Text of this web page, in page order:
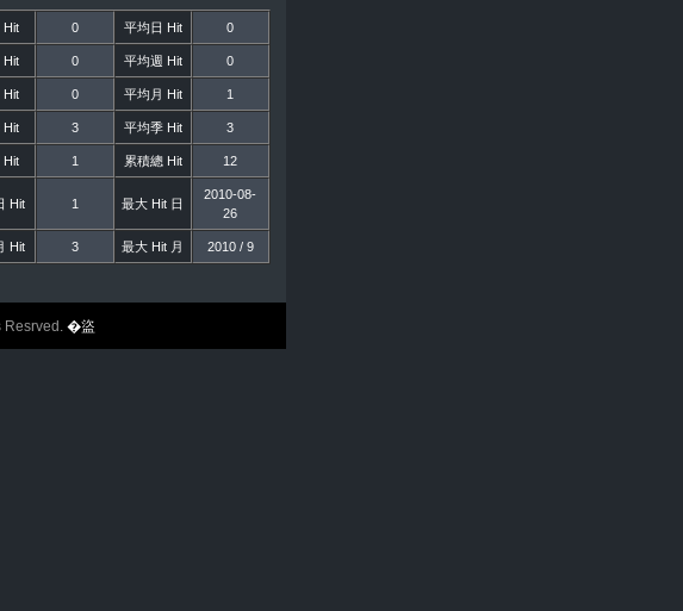
Hit 0 平均日 Hit 0
Hit 0 平均週 Hit 0
Hit 0 平均月 Hit 1
Hit 3 平均季 Hit 3
Hit 1 累積總 Hit 12
Hit 1 最大 Hit 日
2010-08-
26
Hit 3 最大 Hit 月 2010 / 9
�盜